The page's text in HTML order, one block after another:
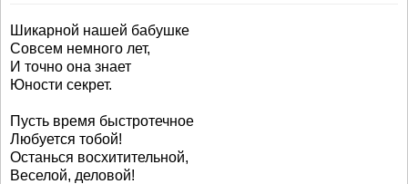
Шикарной нашей бабушке
Совсем немного лет,
И точно она знает
Юности секрет.
Пусть время быстротечное
Любуется тобой!
Останься восхитительной,
Веселой, деловой!